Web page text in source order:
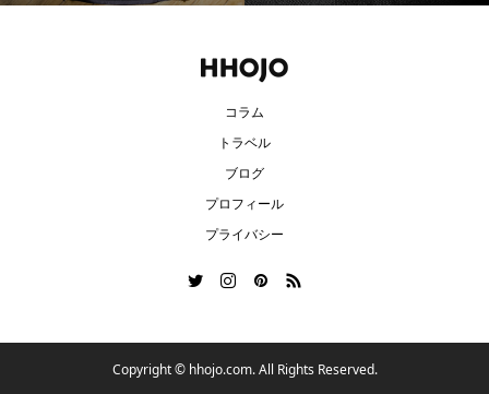
コラム
トラベル
ブログ
プロフィール
プライバシー
Copyright ©hhojo.com. All Rights Reserved.